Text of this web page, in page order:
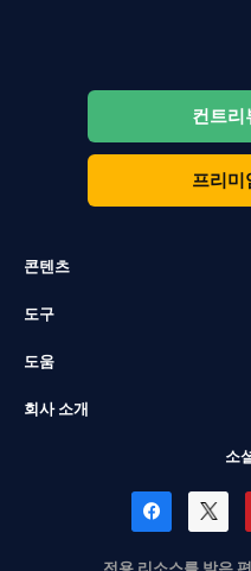
컨트리
프리미
콘텐츠
도구
도움
회사 소개
소